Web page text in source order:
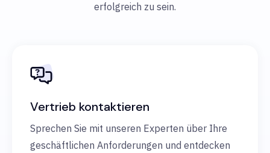
erfolgreich zu sein.
Vertrieb kontaktieren
Sprechen Sie mit unseren Experten über Ihre
geschäftlichen Anforderungen und entdecken